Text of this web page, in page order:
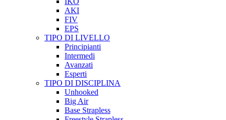
AKI
FIV
EPS
TIPO DI LIVELLO
Principianti
Intermedi
Avanzati
Esperti
TIPO DI DISCIPLINA
Unhooked
Big Air
Base Strapless